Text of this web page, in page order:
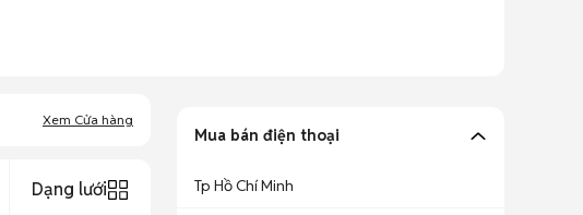
Xem Cửa hàng
Dạng lưới
Mua bán điện thoại
Tp Hồ Chí Minh